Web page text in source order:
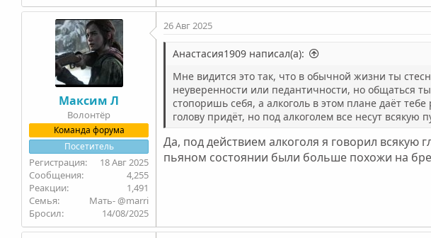
Максим Л
Волонтёр
Команда форума
Посетитель
18 Авг 2025
4,255
1,491
Семья
Мать- @marri
Бросил
14/08/2025
26 Авг 2025
Анастасия1909 написал(а):
Мне видится это так, что в обычной жизни ты
неуверенности или педантичности, но общаться
стопоришь себя, а алкоголь в этом плане даёт
голову придёт, но под алкоголем все несут всякую
Да, под действием алкоголя я говорил всякую
пьяном состоянии были больше похожи на